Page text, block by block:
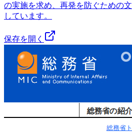
の実施を求め、再発を防ぐための
しています。
保存を開く